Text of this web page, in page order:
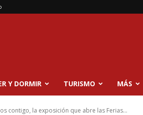
Y DORMIR TURISMO MÁS
contigo, la exposición que abre las Ferias...